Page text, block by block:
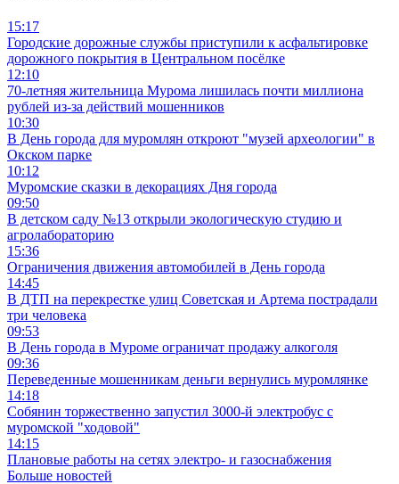
15:17
Городские дорожные службы приступили к асфальтировке
дорожного покрытия в Центральном посёлке
12:10
70-летняя жительница Мурома лишилась почти миллиона
рублей из-за действий мошенников
10:30
В День города для муромлян откроют "музей археологии" в
Окском парке
10:12
Муромские сказки в декорациях Дня города
09:50
В детском саду №13 открыли экологическую студию и
агролабораторию
15:36
Ограничения движения автомобилей в День города
14:45
В ДТП на перекрестке улиц Советская и Артема пострадали
три человека
09:53
В День города в Муроме ограничат продажу алкоголя
09:36
Переведенные мошенникам деньги вернулись муромлянке
14:18
Собянин торжественно запустил 3000-й электробус с
муромской "ходовой"
14:15
Плановые работы на сетях электро- и газоснабжения
Больше новостей